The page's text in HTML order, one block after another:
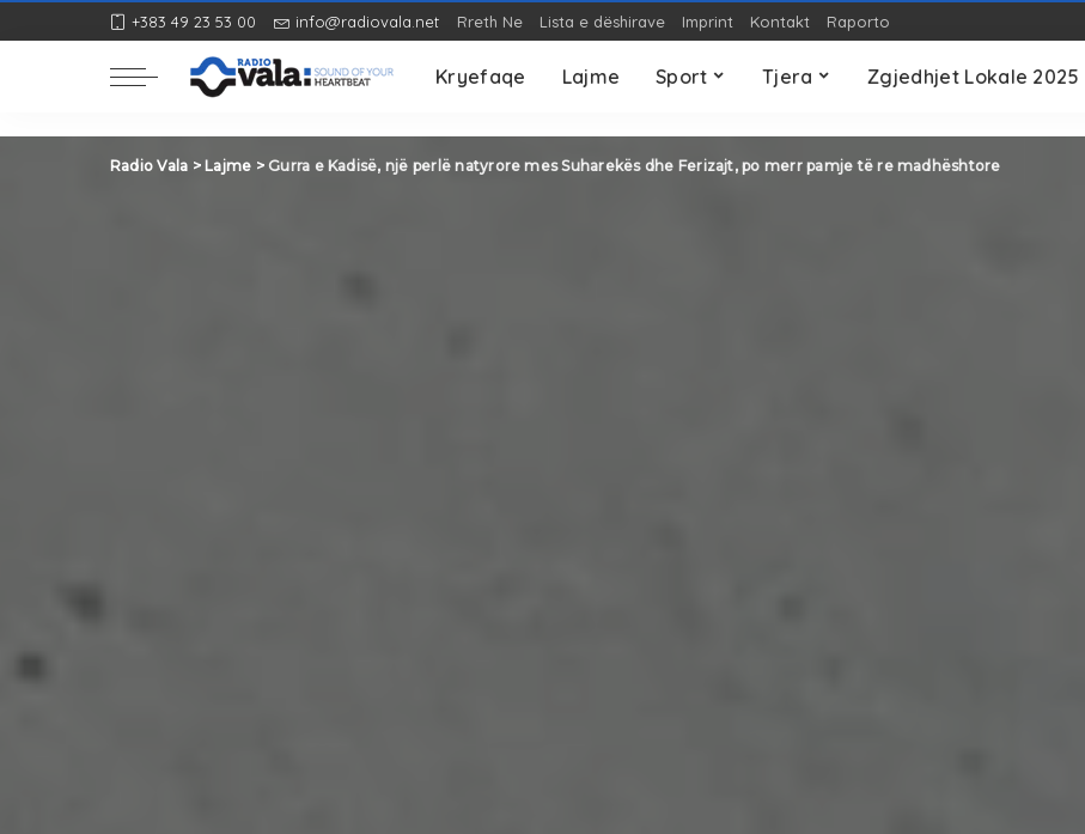
+383 49 23 53 00 info@radiovala.net Rreth Ne Lista e dëshirave Imprint Kontakt Raporto
Kryefaqe Lajme Sport Tjera
Rozë OP-ED Teknologji
Zgjedhjet Lokale 2025
Rozë OP-ED Teknologji
Radio Vala > Lajme > Gurra e Kadisë, një perlë natyrore mes Suharekës dhe Ferizajt, po merr pamje të re madhështore